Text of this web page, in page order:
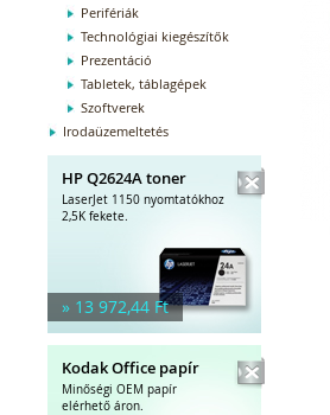
Perifériák
Technológiai kiegészítők
Prezentáció
Tabletek, táblagépek
Szoftverek
Irodaüzemeltetés
HP Q2624A toner
LaserJet 1150 nyomtatókhoz
2,5K fekete.
» 13 972,44 Ft
Kodak Office papír
Minőségi OEM papír
elérhető áron.